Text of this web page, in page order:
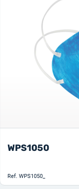
WPS1050
Ref. WPS1050_